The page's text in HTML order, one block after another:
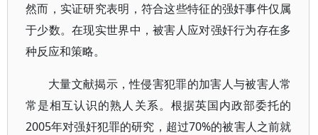
然而，实证研究表明，符合这些特征的强奸事件仅属
于少数。在现实世界中，被害人应对强奸行为存在多
种反应和策略。
大量文献揭示，性侵害犯罪的加害人与被害人常
常是相互认识的熟人关系。根据英国内政部委托的
2005年对强奸犯罪的研究，超过70%的被害人之前就